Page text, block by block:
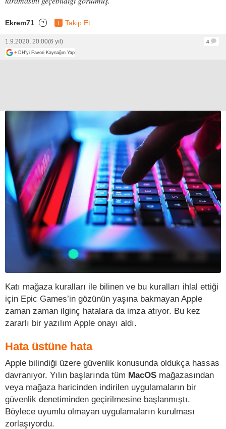
Ekrem71 ? + Takip Et
1.9.2020, 20:00(6 yıl)
4
+ DH'yi Favori Kaynağın Yap
Katı mağaza kuralları ile bilinen ve bu kuralları ihlal ettiği
için Epic Games’in gözünün yaşına bakmayan Apple
zaman zaman ilginç hatalara da imza atıyor. Bu kez
zararlı bir yazılım Apple onayı aldı.
Hata üstüne hata
Apple bilindiği üzere güvenlik konusunda oldukça hassas
davranıyor. Yılın başlarında tüm MacOS mağazasından
veya mağaza haricinden indirilen uygulamaların bir
güvenlik denetiminden geçirilmesine başlanmıştı.
Böylece uyumlu olmayan uygulamaların kurulması
zorlaşıyordu.